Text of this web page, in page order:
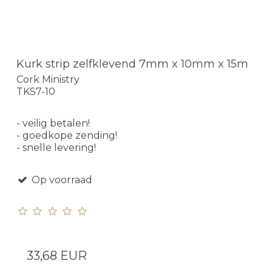
Kurk strip zelfklevend 7mm x 10mm x 15m
Cork Ministry
TKS7-10
- veilig betalen!
- goedkope zending!
- snelle levering!
Op voorraad
33,68 EUR